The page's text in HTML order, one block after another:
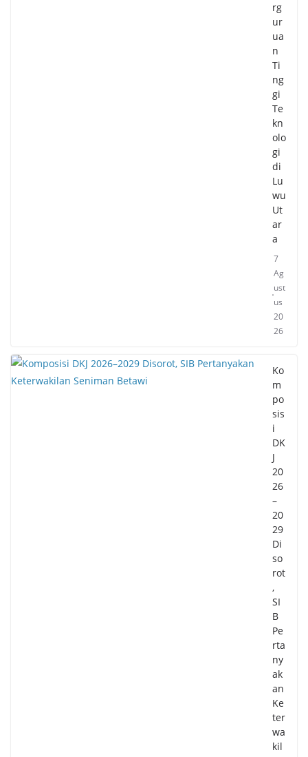
rg
ur
ua
n
Ti
ng
gi
Te
kn
olo
gi
di
Lu
wu
Ut
ar
a
7
Ag
ust
us
20
26
Ko
m
po
sis
i
DK
J
20
26
–
20
29
Di
so
rot
,
SI
B
Pe
rta
ny
ak
an
Ke
ter
wa
kil